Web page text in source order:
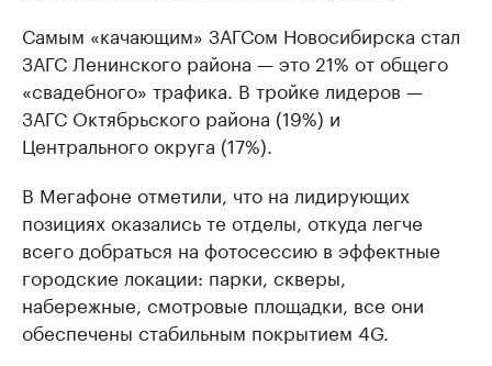
Самым «качающим» ЗАГСом Новосибирска стал
ЗАГС Ленинского района — это 21% от общего
«свадебного» трафика. В тройке лидеров —
ЗАГС Октябрьского района (19%) и
Центрального округа (17%).
В Мегафоне отметили, что на лидирующих
позициях оказались те отделы, откуда легче
всего добраться на фотосессию в эффектные
городские локации: парки, скверы,
набережные, смотровые площадки, все они
обеспечены стабильным покрытием 4G.